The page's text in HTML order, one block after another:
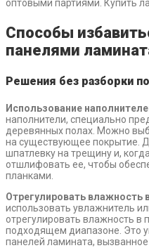
оптовыми партиями. Купить
Способы
панелями
Решения без разборки
Использование
наполнители, специально
деревянных полах. Можно
на существующее покрытие.
шпатлевку на трещину и,
отшлифовать ее, чтобы
планками.
Отрегулировать влажность
использовать увлажнитель
отрегулировать влажность
подходящем диапазоне. Это
панелей ламината,